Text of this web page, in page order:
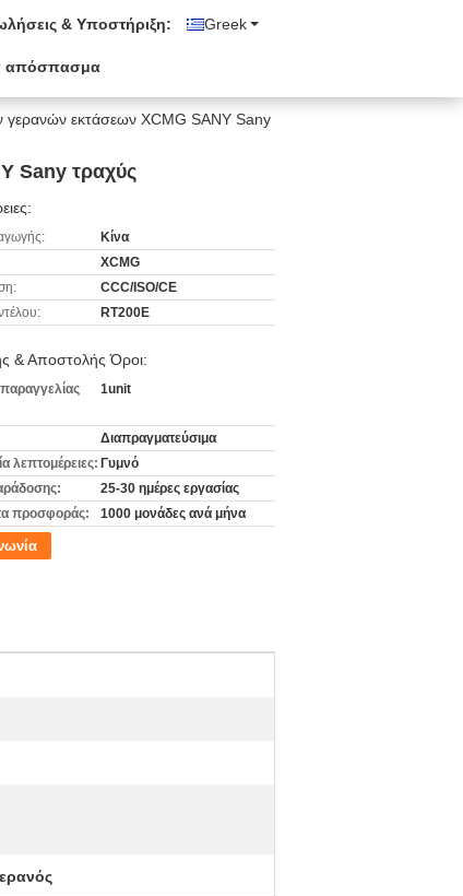
Greek
& Υποστήριξη:
απόσπασμα
εκτάσεων XCMG SANY Sany
Sany τραχύς
Κίνα
XCMG
CCC/ISO/CE
RT200E
& Αποστολής Όροι:
1unit
Διαπραγματεύσιμα
λεπτομέρειες: Γυμνό
25-30 ημέρες εργασίας
προσφοράς:
1000 μονάδες ανά μήνα